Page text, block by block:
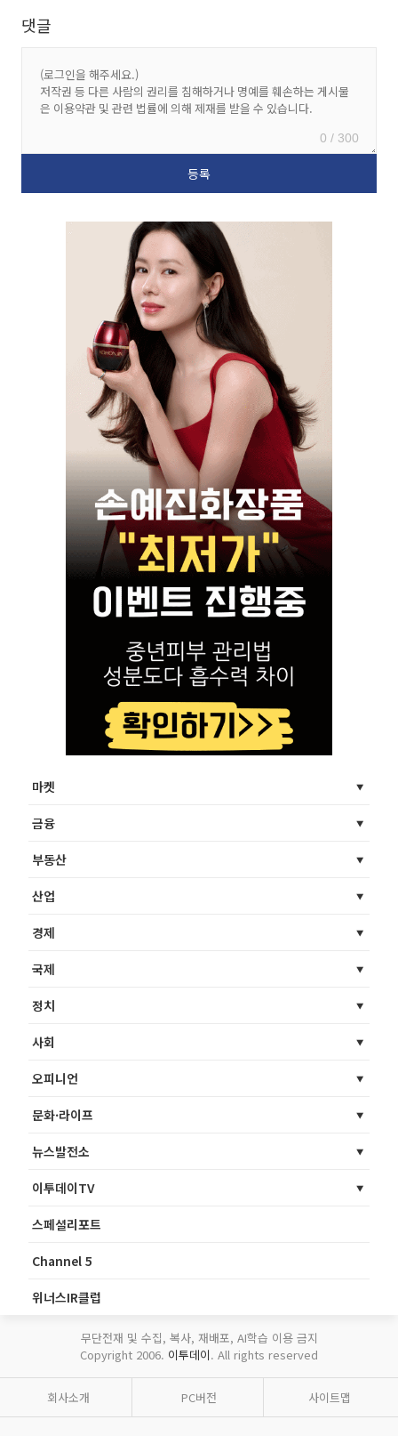
댓글
0 / 300
마켓
금융
부동산
산업
경제
국제
정치
사회
오피니언
문화·라이프
뉴스발전소
이투데이TV
스페셜리포트
Channel 5
위너스IR클럽
무단전재 및 수집, 복사, 재배포, AI학습 이용 금지
Copyright 2006. 이투데이. All rights reserved
회사소개 PC버전 사이트맵